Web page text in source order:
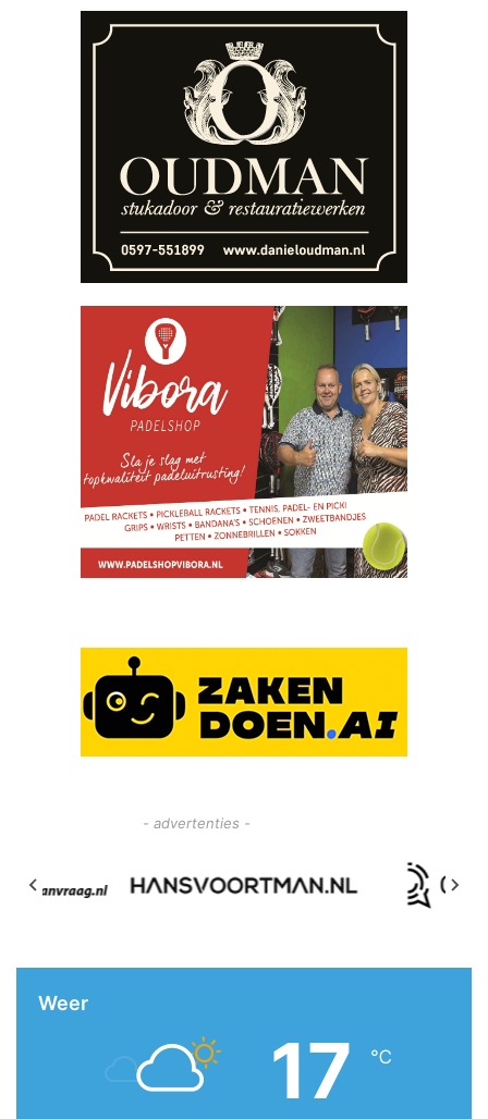
- advertenties -
Weer
17 ℃